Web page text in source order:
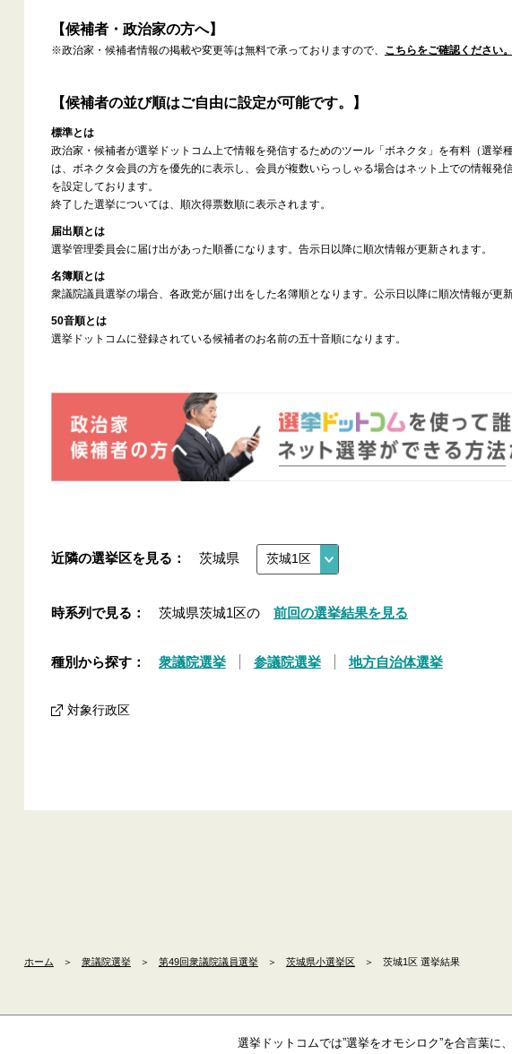
【候補者・政治家の方へ】
※政治家・候補者情報の掲載や変更等は無料で承っておりますので、 こちらをご確認ください。
【候補者の並び順はご自由に設定が可能です。】
標準とは
政治家・候補者が選挙ドットコム上で情報を発信するためのツール「ボネクタ」を有料（選挙
は、ボネクタ会員の方を優先的に表示し、会員が複数いらっしゃる場合はネット上での情報発
を設定しております。
終了した選挙については、順次得票数順に表示されます。
届出順とは
選挙管理委員会に届け出があった順番になります。告示日以降に順次情報が更新されます。
名簿順とは
衆議院議員選挙の場合、各政党が届け出をした名簿順となります。公示日以降に順次情報が更新
50音順とは
選挙ドットコムに登録されている候補者のお名前の五十音順になります。
近隣の選挙区を見る： 茨城県
時系列で見る： 茨城県茨城1区の 前回の選挙結果を見る
種別から探す： 衆議院選挙 参議院選挙 地方自治体選挙
対象行政区
ホーム ＞ 衆議院選挙 ＞ 第49回衆議院議員選挙 ＞ 茨城県小選挙区 ＞ 茨城1区 選挙結果
選挙ドットコムでは”選挙をオモシロク”を合言葉